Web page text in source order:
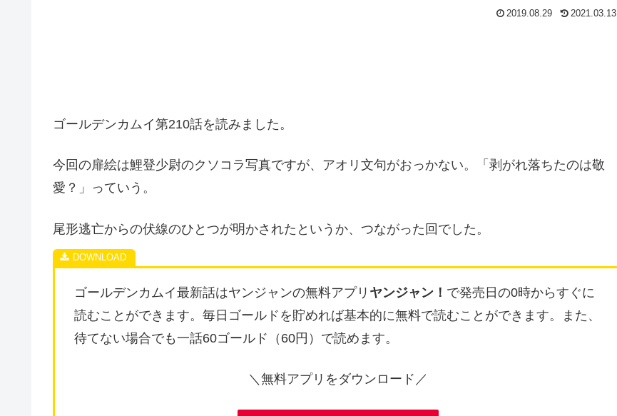
2019.08.29 2021.03.13
ゴールデンカムイ第210話を読みました。
今回の扉絵は鯉登少尉のクソコラ写真ですが、アオリ文句がおっかない。「剥がれ落ちたのは敬
愛？」っていう。
尾形逃亡からの伏線のひとつが明かされたというか、つながった回でした。
ゴールデンカムイ最新話はヤンジャンの無料アプリ ヤンジャン！ で発売日の0時からすぐに
読むことができます。毎日ゴールドを貯めれば基本的に無料で読むことができます。また、
待てない場合でも一話60ゴールド（60円）で読めます。
＼無料アプリをダウンロード／